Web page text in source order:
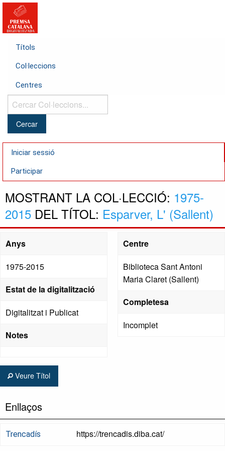
Títols
Col·leccions
Centres
Cercar
Col·leccions...
Iniciar sessió
Participar
MOSTRANT LA COL·LECCIÓ: 1975-
2015 DEL TÍTOL: Esparver, L' (Sallent)
Anys
1975-2015
Estat de la digitalització
Digitalitzat i Publicat
Notes
Centre
Biblioteca Sant Antoni
Maria Claret (Sallent)
Completesa
Incomplet
Veure Títol
Enllaços
Trencadís https://trencadis.diba.cat/